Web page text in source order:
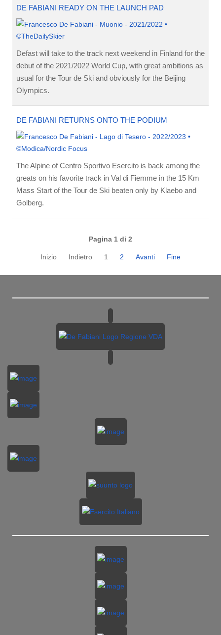
DE FABIANI READY ON THE LAUNCH PAD
Defast will take to the track next weekend in Finland for the
debut of the 2021/2022 World Cup, with great ambitions as
usual for the Tour de Ski and obviously for the Beijing
Olympics.
DE FABIANI RETURNS ONTO THE PODIUM
The Alpine of Centro Sportivo Esercito is back among the
greats on his favorite track in Val di Fiemme in the 15 Km
Mass Start of the Tour de Ski beaten only by Klaebo and
Golberg.
Pagina 1 di 2
Inizio Indietro 1 2 Avanti Fine